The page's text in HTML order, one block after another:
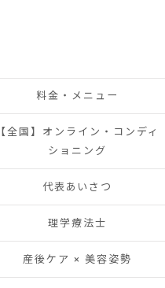
料金・メニュー
【全国】オンライン・コンディ
ショニング
代表あいさつ
理学療法士
産後ケア × 美容姿勢